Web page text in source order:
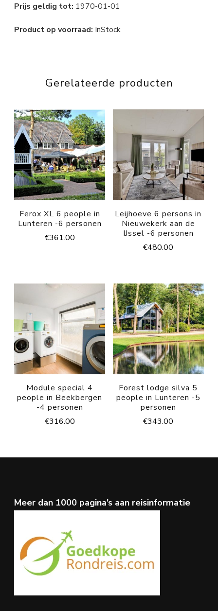
Prijs geldig tot: 1970-01-01
Product op voorraad: InStock
Gerelateerde producten
Ferox XL 6 people in
Lunteren -6 personen
€361.00
Leijhoeve 6 persons in
Nieuwekerk aan de
IJssel -6 personen
€480.00
Module special 4
people in Beekbergen
-4 personen
€316.00
Forest lodge silva 5
people in Lunteren -5
personen
€343.00
Meer dan 1000 pagina’s aan reisinformatie